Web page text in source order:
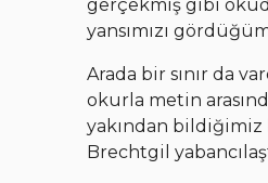
gerçekmiş gibi
yansımızı
Arada bir sınır da
okurla metin
yakından bildiğimiz
Brechtgil